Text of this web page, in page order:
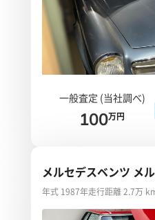
一般査定 (当社調べ)
100万円
メルセデスベンツ メ
年式 1987年走行距離 2.7万